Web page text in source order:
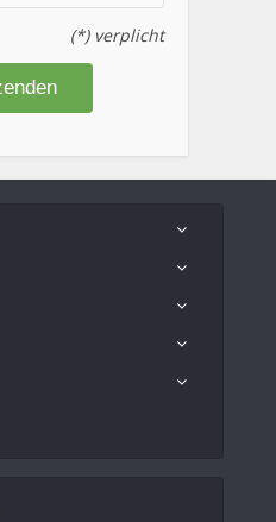
(*) verplicht